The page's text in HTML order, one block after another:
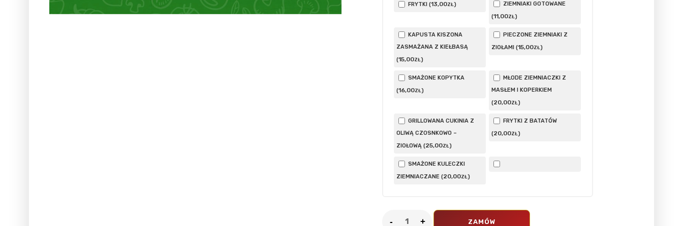
FRYTKI (13,00ZŁ)
ZIEMNIAKI GOTOWANE
(11,00ZŁ)
KAPUSTA KISZONA
ZASMAŻANA Z KIEŁBASĄ
(15,00ZŁ)
PIECZONE ZIEMNIAKI Z
ZIOŁAMI (15,00ZŁ)
SMAŻONE KOPYTKA
(16,00ZŁ)
MŁODE ZIEMNIACZKI Z
MASŁEM I KOPERKIEM
(20,00ZŁ)
GRILLOWANA CUKINIA Z
OLIWĄ CZOSNKOWO –
ZIOŁOWĄ (25,00ZŁ)
FRYTKI Z BATATÓW
(20,00ZŁ)
SMAŻONE KULECZKI
ZIEMNIACZANE (20,00ZŁ)
ZAMÓW